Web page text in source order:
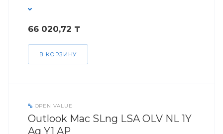
66 020,72 ₸
В КОРЗИНУ
OPEN VALUE
Outlook Mac SLng LSA OLV NL 1Y
Aq Y1 AP